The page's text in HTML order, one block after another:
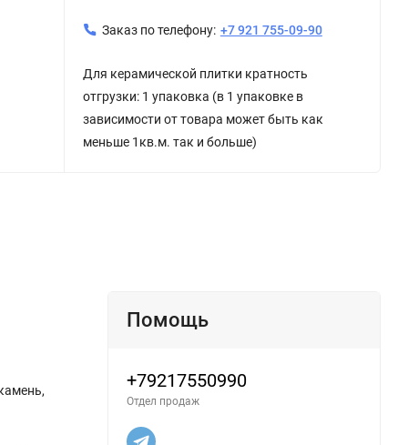
Заказ по телефону: +7 921 755-09-90
Для керамической плитки кратность
отгрузки: 1 упаковка (в 1 упаковке в
зависимости от товара может быть как
меньше 1кв.м. так и больше)
Помощь
+79217550990
Отдел продаж